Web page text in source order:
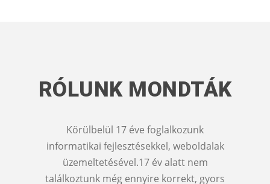
RÓLUNK MONDTÁK
Körülbelül 17 éve foglalkozunk
informatikai fejlesztésekkel, weboldalak
üzemeltetésével.17 év alatt nem
találkoztunk még ennyire korrekt, gyors